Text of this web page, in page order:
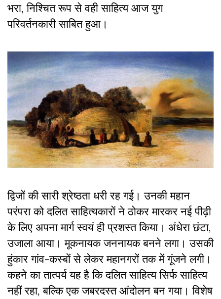
भरा, निश्चित रूप से वही साहित्य आज युग
परिवर्तनकारी साबित हुआ।
द्विजों की सारी श्रेष्ठता धरी रह गई। उनकी महान
परंपरा को दलित साहित्यकारों ने ठोकर मारकर नई पीढ़ी
के लिए अपना मार्ग स्वयं ही प्रशस्त किया। अंधेरा छंटा,
उजाला आया। मूकनायक जननायक बनने लगा। उसकी
हुंकार गांव-कस्बों से लेकर महानगरों तक में गूंजने लगी।
कहने का तात्पर्य यह है कि दलित साहित्य सिर्फ साहित्य
नहीं रहा, बल्कि एक जबरदस्त आंदोलन बन गया। विशेष